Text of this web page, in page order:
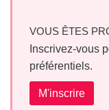
VOUS ÊTES
Inscrivez-vous
préférentiels.
M'inscrire